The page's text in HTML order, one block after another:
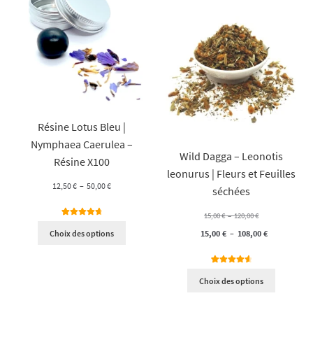
Résine Lotus Bleu |
Nymphaea Caerulea –
Résine X100
12,50€ – 50,00€Plage
12,50 €
sur 5 basé
Choix des options
Wild Dagga – Leonotis
leonurus | Fleurs et Feuilles
séchées
15,00€–120,00€Plage
de
à
15,00 € – 108,00 €Plage
sur 5 basé
Choix des options